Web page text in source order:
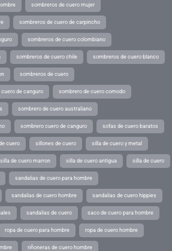
sombreros de cuero mujer
sombreros de cuero de carpincho
sombreros de cuero colombiano
sombreros de cuero chile sombreros de cuero blanco
sombreros de cuero
de canguro sombrero de cuero comodo
sombrero de cuero australiano
sombrero cuero de canguro sofas de cuero baratos
cuero sillones de cuero silla de cuero y metal
silla de cuero marron silla de cuero antigua silla de cuero
sandalias de cuero para hombre
sandalias de cuero hombre sandalias de cuero hippies
sandalias de cuero saco de cuero para hombre
ropa de cuero para hombre ropa de cuero hombre
riñoneras de cuero hombre